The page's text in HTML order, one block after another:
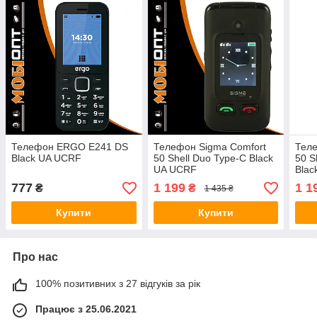
Телефон ERGO E241 DS
Black UA UCRF
777 ₴
Купити
Телефон Sigma Comfort
50 Shell Duo Type-С Black
UA UCRF
1 199₴ 1 435 ₴
Купити
50
1
Про нас
100% позитивних з 27 відгуків за рік
Працює з 25.06.2021